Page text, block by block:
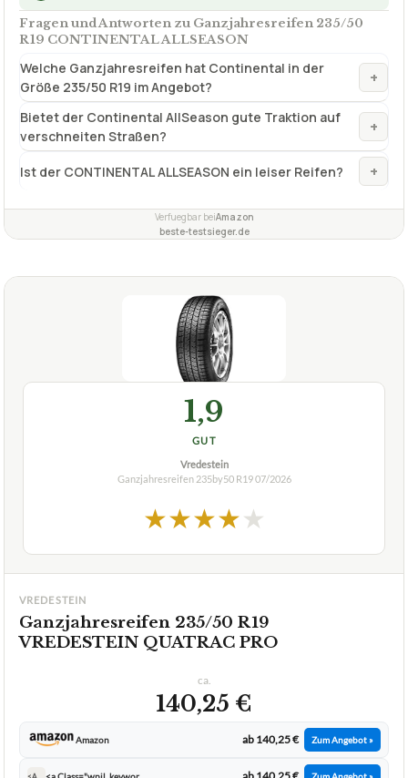
Fragen und Antworten zu Ganzjahresreifen 235/50
R19 CONTINENTAL ALLSEASON
Welche Ganzjahresreifen hat Continental in der
Größe 235/50 R19 im Angebot?
+
Bietet der Continental AllSeason gute Traktion auf
verschneiten Straßen?
+
Ist der CONTINENTAL ALLSEASON ein leiser Reifen? +
Verfuegbar beiAmazon
beste-testsieger.de
1,9
GUT
Vredestein
Ganzjahresreifen 235by50 R1907/2026
★★★★★
VREDESTEIN
Ganzjahresreifen 235/50 R19
VREDESTEIN QUATRAC PRO
ca.
140,25 €
Amazon ab 140,25 € Zum Angebot »
<A